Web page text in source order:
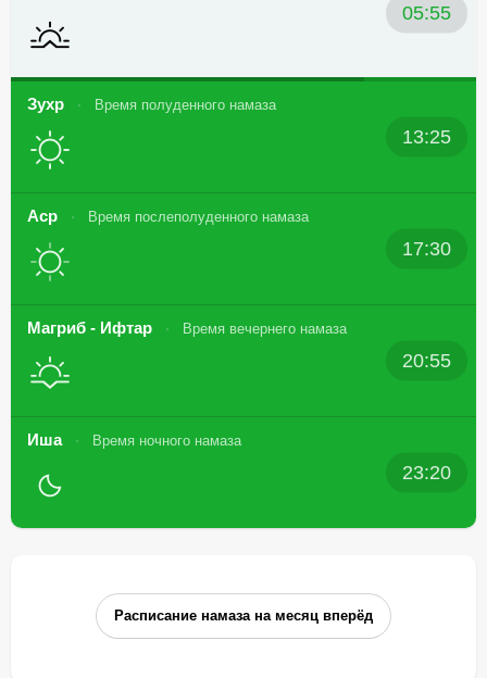
05:55
Зухр Время полуденного намаза
13:25
Аср Время послеполуденного намаза
17:30
Магриб - Ифтар Время вечернего намаза
20:55
Иша Время ночного намаза
23:20
Расписание намаза на месяц вперёд